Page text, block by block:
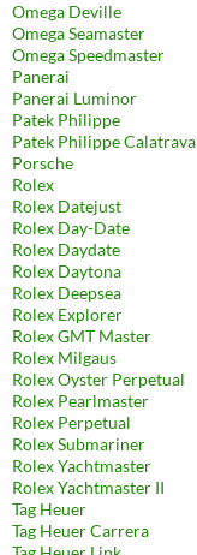
Omega Deville
Omega Seamaster
Omega Speedmaster
Panerai
Panerai Luminor
Patek Philippe
Patek Philippe Calatrava
Porsche
Rolex
Rolex Datejust
Rolex Day-Date
Rolex Daydate
Rolex Daytona
Rolex Deepsea
Rolex Explorer
Rolex GMT Master
Rolex Milgaus
Rolex Oyster Perpetual
Rolex Pearlmaster
Rolex Perpetual
Rolex Submariner
Rolex Yachtmaster
Rolex Yachtmaster II
Tag Heuer
Tag Heuer Carrera